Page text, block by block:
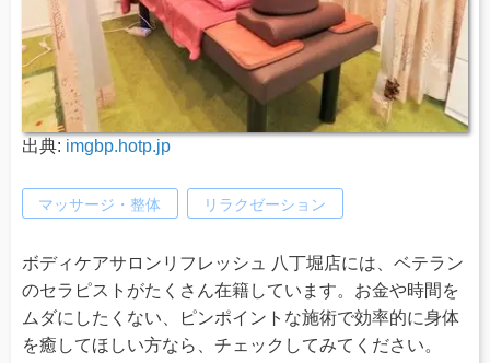
出典: imgbp.hotp.jp
マッサージ・整体 リラクゼーション
ボディケアサロンリフレッシュ 八丁堀店には、ベテラン
のセラピストがたくさん在籍しています。お金や時間を
ムダにしたくない、ピンポイントな施術で効率的に身体
を癒してほしい方なら、チェックしてみてください。